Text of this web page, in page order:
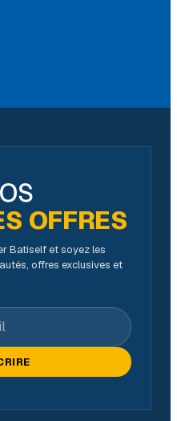
OFFRES
Batiself et soyez les
offres exclusives et